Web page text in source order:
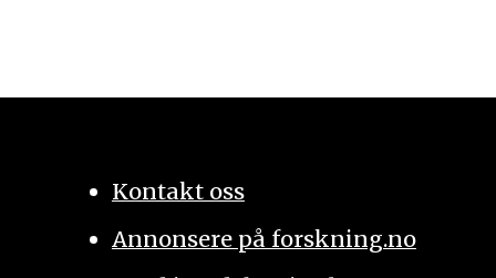
Kontakt oss
Annonsere på forskning.no